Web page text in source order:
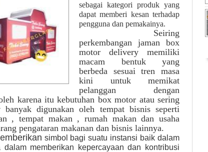
sebagai kategori produk yang
dapat memberi kesan terhadap
pengguna dan pemakainya.
Seiring
perkembangan jaman box
motor delivery memiliki
macam bentuk yang
berbeda sesuai tren masa
kini untuk memikat
pelanggan dengan
karena itu kebutuhan box motor atau sering
digunakan oleh tempat bisnis seperti
, tempat makan , rumah makan dan usaha
pengataran makanan dan bisnis lainnya.
simbol bagi suatu instansi baik dalam
dalam memberikan kepercayaan dan kontribusi